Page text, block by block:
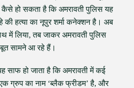
कैसे हो सकता है कि अमरावती पुलिस यह
की हत्या का नूपुर शर्मा कनेक्शन है। अब
लिया, तब जाकर अमरावती पुलिस
सामने आ रहे हैं।
हो जाता है कि अमरावती में कई
ग्रुप का नाम ‘ब्लैक फ्रीडम’ है, और